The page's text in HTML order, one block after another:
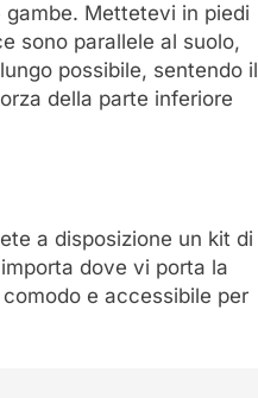
Mettetevi in piedi
sono parallele al suolo,
possibile, sentendo il
della parte inferiore
a disposizione un kit di
dove vi porta la
e accessibile per